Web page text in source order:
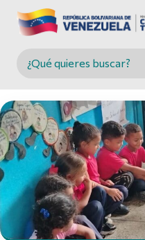
Buscar en MINCYT